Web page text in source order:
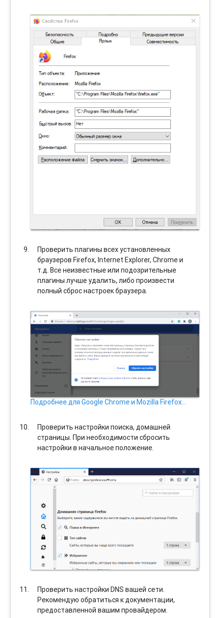
Проверить плагины всех установленных
браузеров Firefox, Internet Explorer, Chrome и
т.д. Все неизвестные или подозрительные
плагины лучше удалить, либо произвести
полный сброс настроек браузера.
Подробнее для Google Chrome и Mozilla Firefox…
Проверить настройки поиска, домашней
страницы. При необходимости сбросить
настройки в начальное положение.
Проверить настройки DNS вашей сети.
Рекомендую обратиться к документации,
предоставленной вашим провайдером.